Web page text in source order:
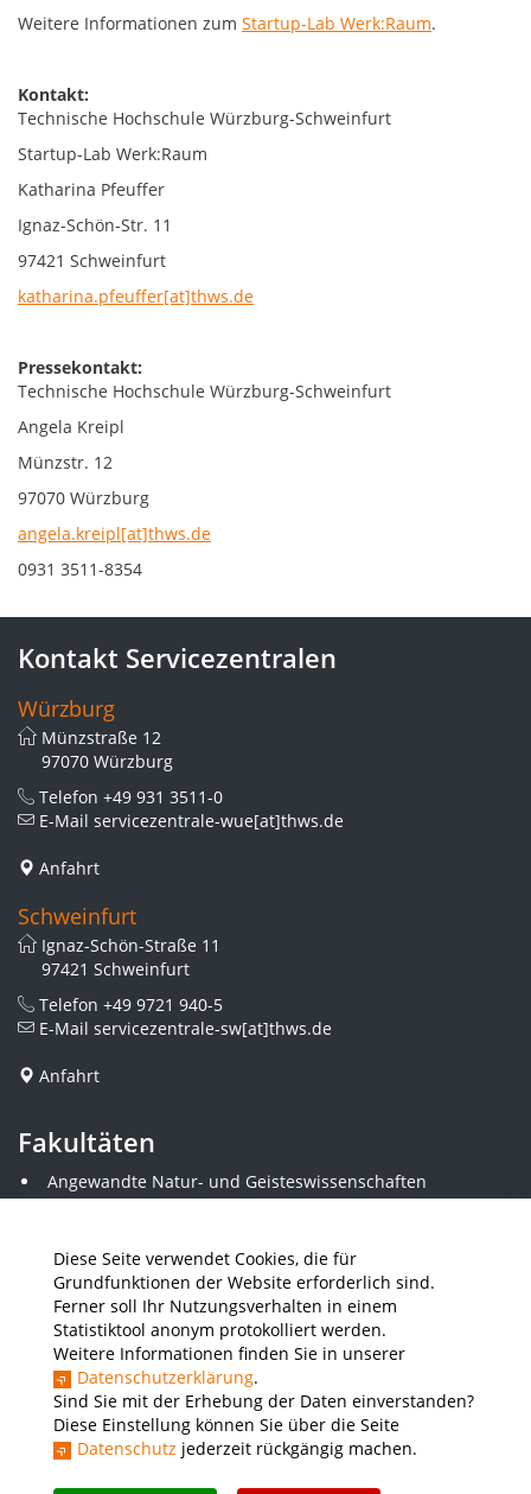
Diese Seite verwendet Cookies, die für
Grundfunktionen der Website erforderlich sind.
Ferner soll Ihr Nutzungsverhalten in einem
Statistiktool anonym protokolliert werden.
Weitere Informationen finden Sie in unserer
Datenschutzerklärung.
Sind Sie mit der Erhebung der Daten einverstanden?
Diese Einstellung können Sie über die Seite
Datenschutz jederzeit rückgängig machen.
Weitere Informationen zum Startup-Lab Werk:Raum.
Kontakt:
Technische Hochschule Würzburg-Schweinfurt
Startup-Lab Werk:Raum
Katharina Pfeuffer
Ignaz-Schön-Str. 11
97421 Schweinfurt
katharina.pfeuffer[at]thws.de
Pressekontakt:
Technische Hochschule Würzburg-Schweinfurt
Angela Kreipl
Münzstr. 12
97070 Würzburg
angela.kreipl[at]thws.de
0931 3511-8354
Kontakt Servicezentralen
Würzburg
Münzstraße 12
97070 Würzburg
Telefon +49 931 3511-0
E-Mail servicezentrale-wue[at]thws.de
Anfahrt
Schweinfurt
Ignaz-Schön-Straße 11
97421 Schweinfurt
Telefon +49 9721 940-5
E-Mail servicezentrale-sw[at]thws.de
Anfahrt
Fakultäten
Angewandte Natur- und Geisteswissenschaften
Angewandte Sozialwissenschaften
Elektrotechnik
Gestaltung
Informatik und Wirtschaftsinformatik
Kunststofftechnik und Vermessung
Maschinenbau
THWS Business School
Wirtschaftsingenieurwesen
Presse